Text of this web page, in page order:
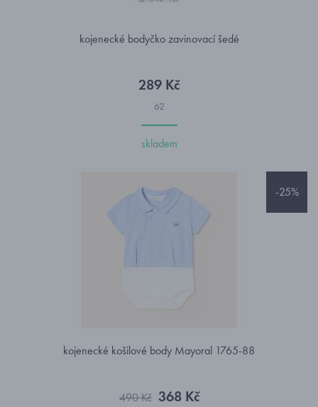
kojenecké bodyčko zavinovací šedé
289 Kč
62
skladem
-25%
kojenecké košilové body Mayoral 1765-88
490 Kč 368 Kč